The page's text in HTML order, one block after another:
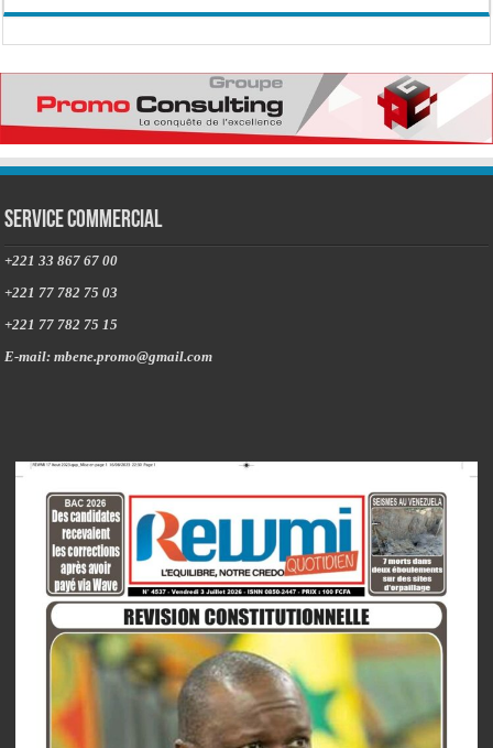
Service commercial
+221 33 867 67 00
+221 77 782 75 03
+221 77 782 75 15
E-mail: mbene.promo@gmail.com